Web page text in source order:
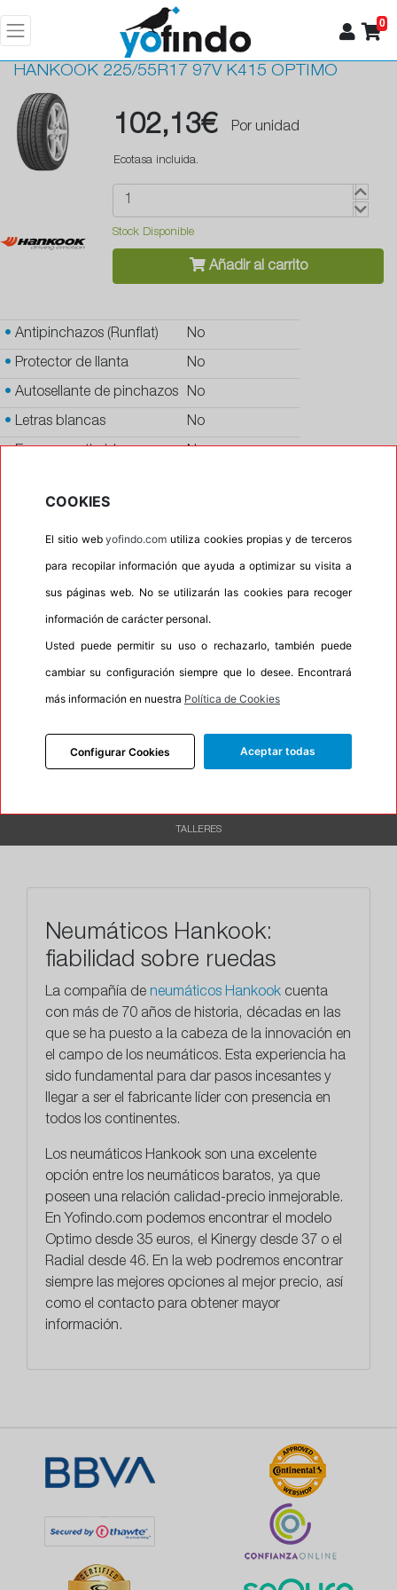
0
HANKOOK 225/55R17 97V K415 OPTIMO
102,13€ Por unidad
Ecotasa incluida.
Stock Disponible
Añadir al carrito
• Antipinchazos (Runflat) No
• Protector de llanta No
• Autosellante de pinchazos No
• Letras blancas No
Banda blanca
No
Calidad QUALITY
P.O.R. No
Oportunidad No
Etiqueta energética
DESCRIPCIÓN
TALLERES
Neumáticos Hankook:
fiabilidad sobre ruedas
La compañía de neumáticos Hankook cuenta
con más de 70 años de historia, décadas en las
que se ha puesto a la cabeza de la innovación en
el campo de los neumáticos. Esta experiencia ha
sido fundamental para dar pasos incesantes y
llegar a ser el fabricante líder con presencia en
todos los continentes.
Los neumáticos Hankook son una excelente
opción entre los neumáticos baratos, ya que
poseen una relación calidad-precio inmejorable.
En Yofindo.com podemos encontrar el modelo
Optimo desde 35 euros, el Kinergy desde 37 o el
Radial desde 46. En la web podremos encontrar
siempre las mejores opciones al mejor precio, así
como el contacto para obtener mayor
información.
COOKIES
El sitio webyofindo.com utiliza cookies propias y de terceros
para recopilar información que ayuda a optimizar su visita a
sus páginas web. No se utilizarán las cookies para recoger
información de carácter personal.
Usted puede permitir su uso o rechazarlo, también puede
cambiar su configuración siempre que lo desee. Encontrará
más información en nuestra Política de Cookies
Configurar Cookies Aceptar todas